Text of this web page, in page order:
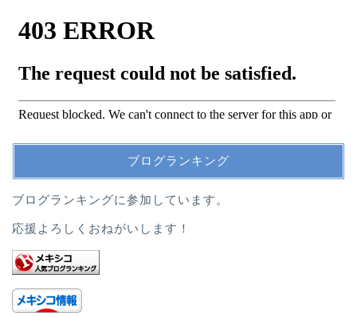
ブログランキング
ブログランキングに参加しています。
応援よろしくおねがいします！